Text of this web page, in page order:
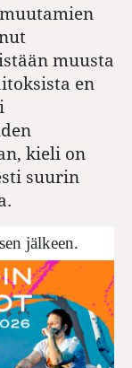
muusta
en
kieli on
suurin
jälkeen.